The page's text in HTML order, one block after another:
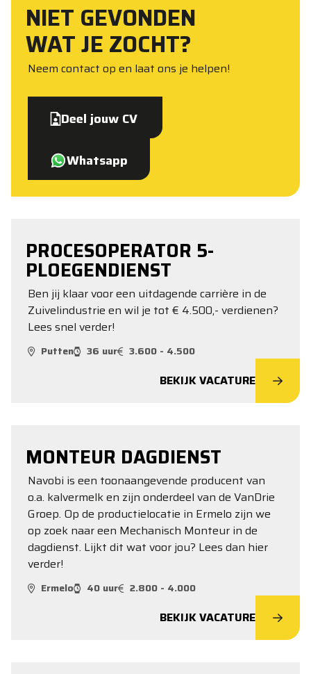
NIET GEVONDEN
WAT JE ZOCHT?
Neem contact op en laat ons je helpen!
Deel jouw CV
Whatsapp
PROCESOPERATOR 5-
PLOEGENDIENST
Ben jij klaar voor een uitdagende carrière in de
Zuivelindustrie en wil je tot € 4.500,- verdienen?
Lees snel verder!
Putten 36 uur 3.600 - 4.500
BEKIJK VACATURE
MONTEUR DAGDIENST
Navobi is een toonaangevende producent van
o.a. kalvermelk en zijn onderdeel van de VanDrie
Groep. Op de productielocatie in Ermelo zijn we
op zoek naar een Mechanisch Monteur in de
dagdienst. Lijkt dit wat voor jou? Lees dan hier
verder!
Ermelo 40 uur 2.800 - 4.000
BEKIJK VACATURE